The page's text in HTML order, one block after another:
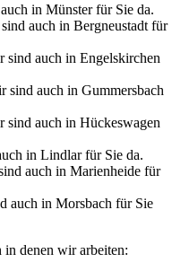
in Münster für Sie da.
auch in Bergneustadt für
sind auch in Engelskirchen
sind auch in Gummersbach
sind auch in Hückeswagen
in Lindlar für Sie da.
auch in Marienheide für
auch in Morsbach für Sie
denen wir arbeiten: